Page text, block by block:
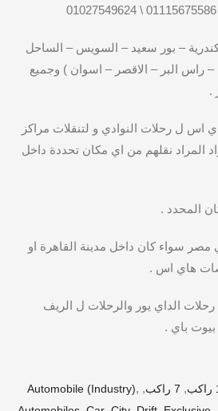
– بور سعيد – السويس – الساحل
البر – الاقصر – اسوان ) وجميع
.
اس ل رحلات النوادي و لتنقلات مراكز
المراد نقلهم من اي مكان تحددة داخل
المحدد .
مصر سواء كان داخل مدينة القاهرة او
هاي اس .
الداي يور والرحلات ل الريف
بيوت باي .
, 7 راكب ,
Automobile (industry),